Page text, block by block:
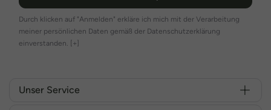
Durch klicken auf "Anmelden" erkläre ich mich mit der Verarbeitung
meiner persönlichen Daten gemäß der Datenschutzerklärung
einverstanden. [+]
Unser Service